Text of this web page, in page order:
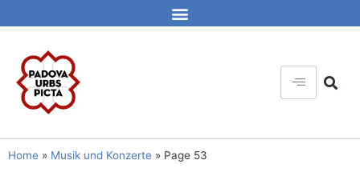
Home » Musik und Konzerte » Page 53